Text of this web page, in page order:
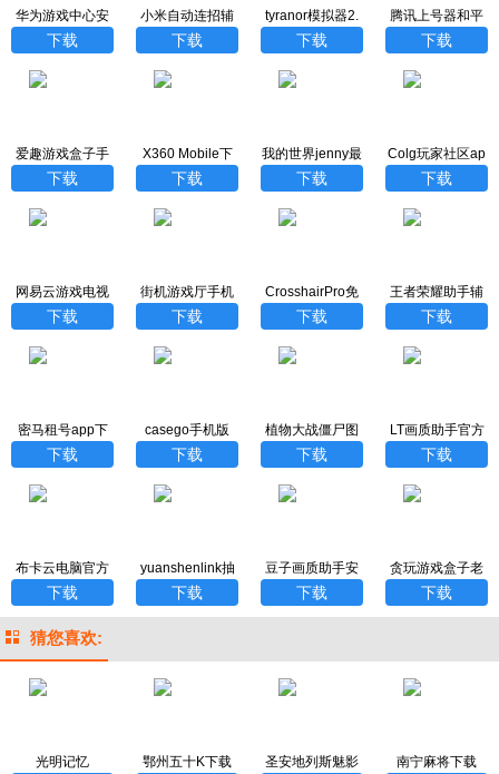
华为游戏中心安
装
下载
小米自动连招辅
助器最新版
下载
tyranor模拟器2.
3.3版
下载
腾讯上号器和平
精英
下载
爱趣游戏盒子手
游折扣版
下载
X360 Mobile下
载安卓版
下载
我的世界jenny最
新版
下载
Colg玩家社区ap
p
下载
网易云游戏电视
版
下载
街机游戏厅手机
版
下载
CrosshairPro免
费下载
下载
王者荣耀助手辅
助工具
下载
密马租号app下
载
下载
casego手机版
下载
植物大战僵尸图
鉴工具安卓下载
下载
LT画质助手官方
最新版
下载
布卡云电脑官方
下载
下载
yuanshenlink抽
卡分析工具
下载
豆子画质助手安
卓版
下载
贪玩游戏盒子老
版本
下载
猜您喜欢:
光明记忆 鄂州五十K下载 圣安地列斯魅影 南宁麻将下载